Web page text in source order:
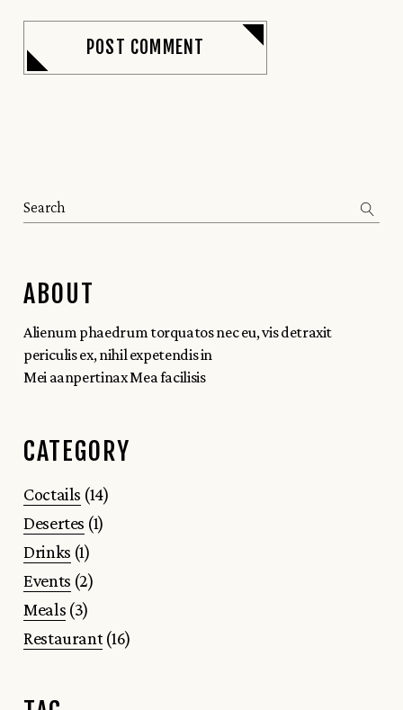
POST COMMENT
ABOUT
Alienum phaedrum torquatos nec eu, vis detraxit
periculis ex, nihil expetendis in
Mei aanpertinax Mea facilisis
CATEGORY
Coctails (14)
Desertes (1)
Drinks (1)
Events (2)
Meals (3)
Restaurant (16)